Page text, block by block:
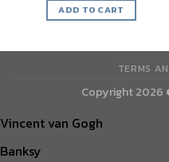
ADD TO CART
TERMS
Copyright 2026
Vincent van Gogh
Banksy